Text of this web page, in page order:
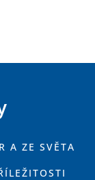
A ZE SVĚTA